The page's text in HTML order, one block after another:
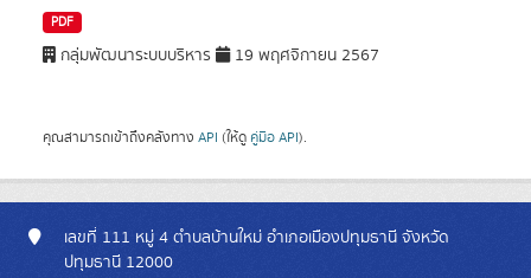
PDF
กลุ่มพัฒนาระบบบริหาร 19 พฤศจิกายน 2567
คุณสามารถเข้าถึงคลังทาง API (ให้ดู คู่มือ API).
เลขที่ 111 หมู่ 4 ตำบลบ้านใหม่ อำเภอเมืองปทุมธานี จังหวัด
ปทุมธานี 12000